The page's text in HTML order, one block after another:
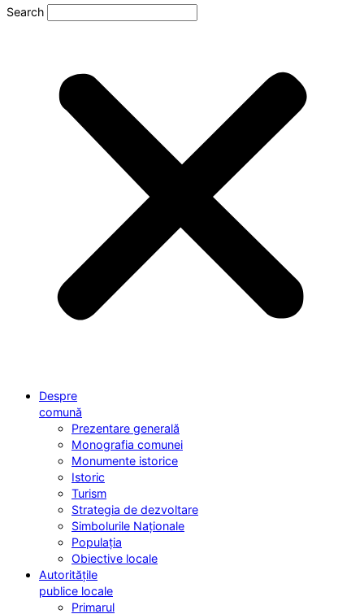
Search
Despre
comună
Prezentare generală
Monografia comunei
Monumente istorice
Istoric
Turism
Strategia de dezvoltare
Simbolurile Naționale
Populația
Obiective locale
Autoritățile
publice locale
Primarul